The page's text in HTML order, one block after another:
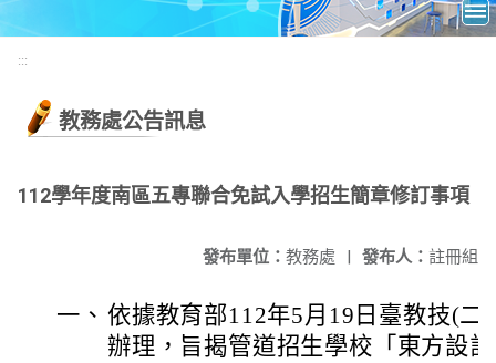
:::
教務處公告訊息
112學年度南區五專聯合免試入學招生簡章修訂事項
發布人： 註冊組
發布單位： 教務處 |
一、 依據教育部112年5月19日臺教技(二
辦理，旨揭管道招生學校「東方設